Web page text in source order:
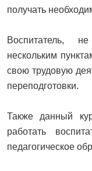
получать
Воспитатель,
нескольким
свою трудовую
переподготовки.
Также данный
работать
педагогическое